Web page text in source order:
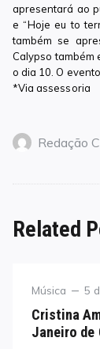
apresentará ao
e “Hoje eu to
também se
Calypso também
o dia 10. O
*Via assessoria
Redação
Related
Category
Música 5
Cristina
Janeiro de